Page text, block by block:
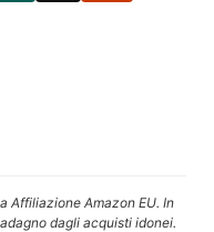
Affiliazione Amazon EU. In
dagli acquisti idonei.